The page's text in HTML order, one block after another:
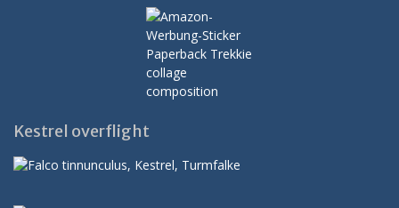
Kestrel overflight